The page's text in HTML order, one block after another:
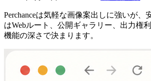
Perchanceは気軽な画像案出しに強いが、
はWebルート、公開ギャラリー、出力権
機能の深さで決まります。